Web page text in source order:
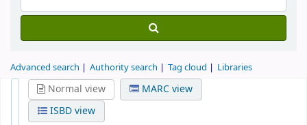
Advanced search Authority search Tag cloud Libraries
Normal view
MARC view
ISBD view